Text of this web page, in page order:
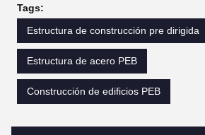
Tags:
Estructura de construcción pre dirigida
Estructura de acero PEB
Construcción de edificios PEB